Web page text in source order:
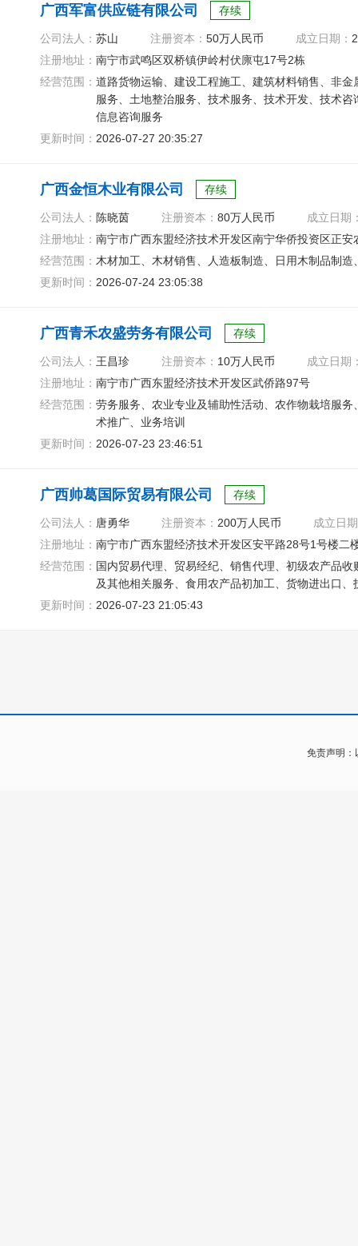
广西军富供应链有限公司 存续
公司法人： 苏山 注册资本： 50万人民币 成立日期：
注册地址： 南宁市武鸣区双桥镇伊岭村伏廪屯17号2栋
经营范围： 道路货物运输、建设工程施工、建筑材料销售、非
服务、土地整治服务、技术服务、技术开发、技术
信息咨询服务
更新时间： 2026-07-27 20:35:27
广西金恒木业有限公司 存续
公司法人： 陈晓茵 注册资本： 80万人民币
成立日期
注册地址： 南宁市广西东盟经济技术开发区南宁华侨投资区正
经营范围： 木材加工、木材销售、人造板制造、日用木制品制
更新时间： 2026-07-24 23:05:38
广西青禾农盛劳务有限公司 存续
公司法人： 王昌珍 注册资本： 10万人民币
成立日期
注册地址： 南宁市广西东盟经济技术开发区武侨路97号
经营范围： 劳务服务、农业专业及辅助性活动、农作物栽培服
术推广、业务培训
更新时间： 2026-07-23 23:46:51
广西帅葛国际贸易有限公司 存续
公司法人： 唐勇华 注册资本： 200万人民币
成立日
注册地址： 南宁市广西东盟经济技术开发区安平路28号1号楼二
经营范围： 国内贸易代理、贸易经纪、销售代理、初级农产品
及其他相关服务、食用农产品初加工、货物进出口
更新时间： 2026-07-23 21:05:43
免责声明：